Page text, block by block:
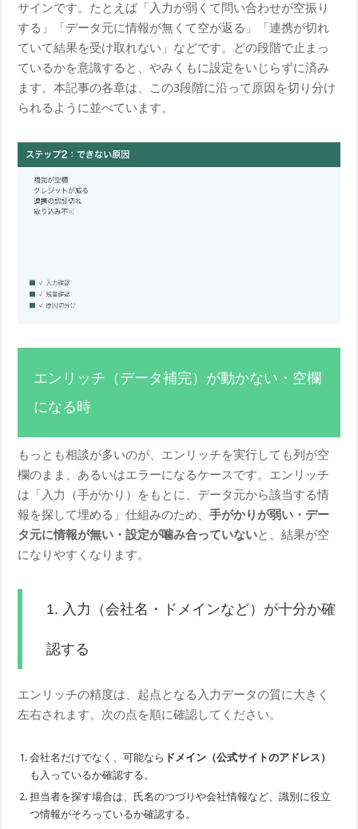
サインです。たとえば「入力が弱くて問い合わせが空振り
する」「データ元に情報が無くて空が返る」「連携が切れ
ていて結果を受け取れない」などです。どの段階で止まっ
ているかを意識すると、やみくもに設定をいじらずに済み
ます。本記事の各章は、この3段階に沿って原因を切り分け
られるように並べています。
エンリッチ（データ補完）が動かない・空欄
になる時
もっとも相談が多いのが、エンリッチを実行しても列が空
欄のまま、あるいはエラーになるケースです。エンリッチ
は「入力（手がかり）をもとに、データ元から該当する情
報を探して埋める」仕組みのため、手がかりが弱い・デー
タ元に情報が無い・設定が噛み合っていないと、結果が空
になりやすくなります。
1. 入力（会社名・ドメインなど）が十分か確
認する
エンリッチの精度は、起点となる入力データの質に大きく
左右されます。次の点を順に確認してください。
会社名だけでなく、可能なら ドメイン（公式サイトのアドレス）
も入っているか確認する。
担当者を探す場合は、氏名のつづりや会社情報など、識別に役立
つ情報がそろっているか確認する。